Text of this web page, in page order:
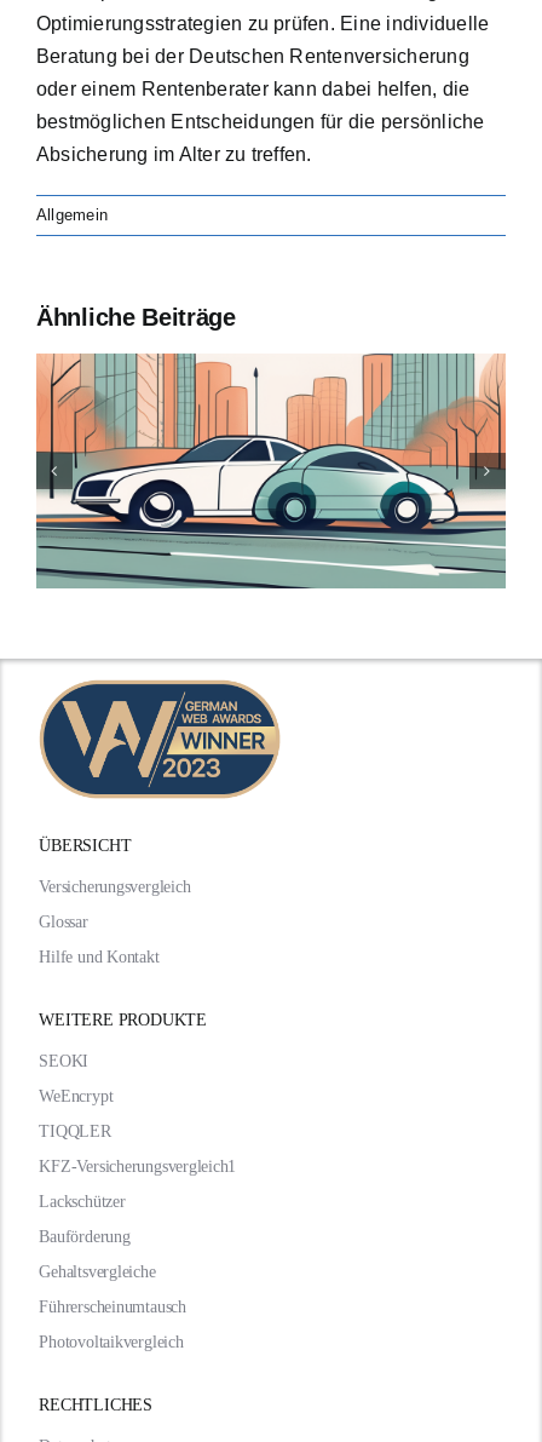
Optimierungsstrategien zu prüfen. Eine individuelle
Beratung bei der Deutschen Rentenversicherung
oder einem Rentenberater kann dabei helfen, die
bestmöglichen Entscheidungen für die persönliche
Absicherung im Alter zu treffen.
Allgemein
Ähnliche Beiträge
ÜBERSICHT
WEITERE PRODUKTE
RECHTLICHES
Versicherungsvergleich
Glossar
Hilfe und Kontakt
SEOKI
WeEncrypt
TIQQLER
KFZ-Versicherungsvergleich1
Lackschützer
Bauförderung
Gehaltsvergleiche
Führerscheinumtausch
Photovoltaikvergleich